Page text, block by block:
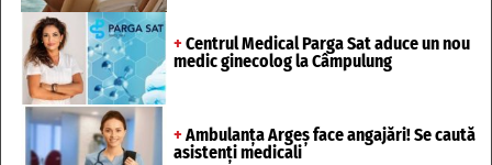
+ Centrul Medical Parga Sat aduce un nou
medic ginecolog la Câmpulung
+ Ambulanța Argeș face angajări! Se caută
asistenți medicali